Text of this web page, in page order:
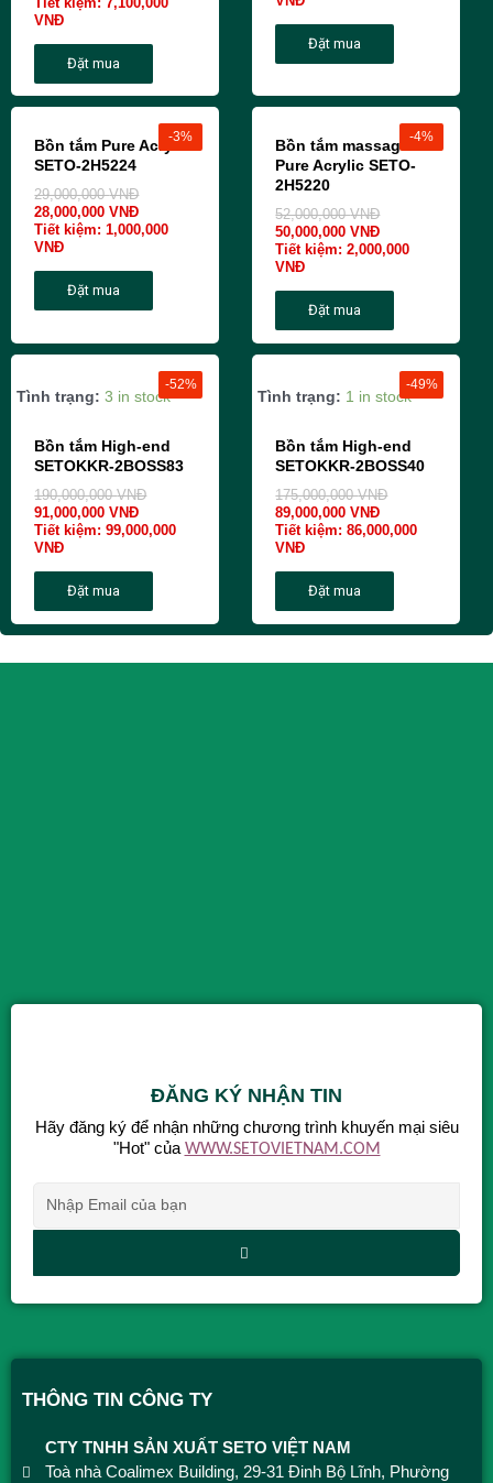
VNĐ
Đặt mua
Đặt mua
-3%
Bồn tắm Pure Acrylic
SETO-2H5224
29,000,000VNĐ
28,000,000VNĐ
Tiết kiệm:1,000,000
VNĐ
Đặt mua
-4%
Bồn tắm massage
Pure Acrylic SETO-
2H5220
52,000,000VNĐ
50,000,000VNĐ
Tiết kiệm:2,000,000
VNĐ
Đặt mua
-52%
Tình trạng: 3 in stock
Bồn tắm High-end
SETOKKR-2BOSS83
190,000,000VNĐ
91,000,000VNĐ
Tiết kiệm:99,000,000
VNĐ
Đặt mua
-49%
Tình trạng: 1 in stock
Bồn tắm High-end
SETOKKR-2BOSS40
175,000,000VNĐ
89,000,000VNĐ
Tiết kiệm:86,000,000
VNĐ
Đặt mua
ĐĂNG KÝ NHẬN TIN
Hãy đăng ký để nhận những chương trình khuyến mại siêu
"Hot" của WWW.SETOVIETNAM.COM
THÔNG TIN CÔNG TY
CTY TNHH SẢN XUẤT SETO VIỆT NAM
Toà nhà Coalimex Building, 29-31 Đinh Bộ Lĩnh, Phường